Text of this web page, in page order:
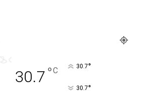
30.7 °C 30.7°
30.7°